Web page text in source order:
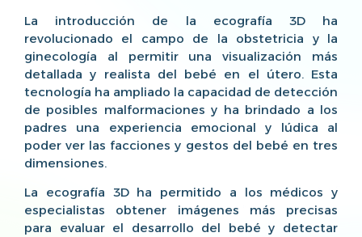
La introducción de la ecografía 3D ha
revolucionado el campo de la obstetricia y la
ginecología al permitir una visualización más
detallada y realista del bebé en el útero. Esta
tecnología ha ampliado la capacidad de detección
de posibles malformaciones y ha brindado a los
padres una experiencia emocional y lúdica al
poder ver las facciones y gestos del bebé en tres
dimensiones.
La ecografía 3D ha permitido a los médicos y
especialistas obtener imágenes más precisas
para evaluar el desarrollo del bebé y detectar